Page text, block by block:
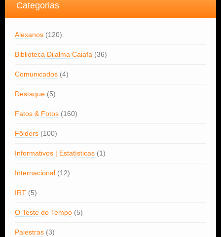
Categorias
Alexanos (120)
Biblioteca Dijalma Caiafa (36)
Comunicados (4)
Destaque (5)
Fatos & Fotos (160)
Fôlders (100)
Informativos | Estatísticas (1)
Internacional (12)
IRT (5)
O Teste do Tempo (5)
Palestras (3)